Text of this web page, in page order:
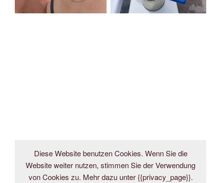
Diese Website benutzen Cookies. Wenn Sie die
Website weiter nutzen, stimmen Sie der Verwendung
von Cookies zu. Mehr dazu unter {{privacy_page}}.